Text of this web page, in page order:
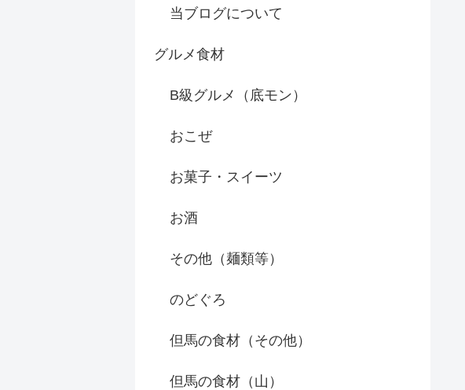
当ブログについて
グルメ食材
B級グルメ（底モン）
おこぜ
お菓子・スイーツ
お酒
その他（麺類等）
のどぐろ
但馬の食材（その他）
但馬の食材（山）